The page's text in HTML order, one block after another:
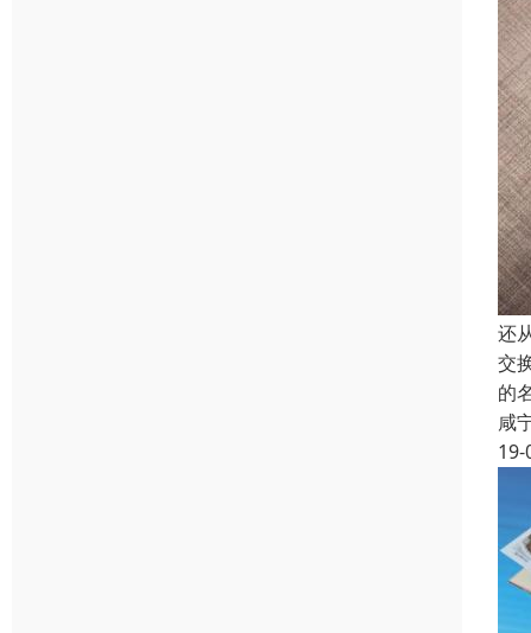
还
交
的
咸
19-